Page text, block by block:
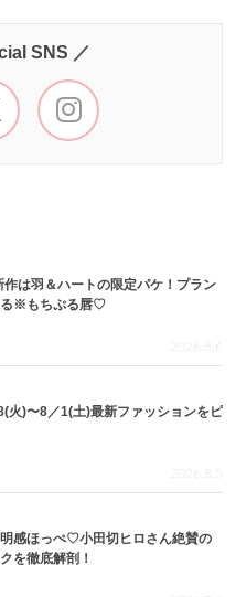
SNS ／
は羽＆ハートの限定パケ！プラン
る※もちぷる唇♡
2026.8.6
火)〜8／1(土)最新ファッションをピ
2026.8.5
感ほっぺ♡小田切ヒロさん絶賛の
を徹底解剖！